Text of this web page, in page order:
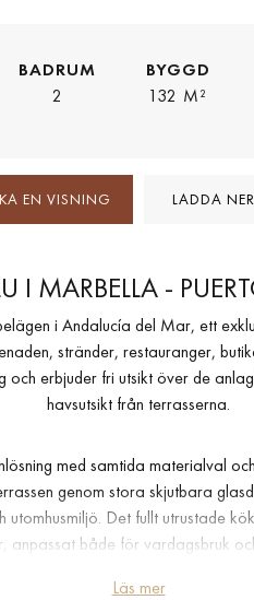
BADRUM
2
BYGGD
132 M²
EN VISNING LADDA
I MARBELLA -
i Andalucía del Mar, ett
stränder, restauranger,
och erbjuder fri utsikt över de
havsutsikt från terrasserna.
med samtida materialval
genom stora skjutbara
utomhusmiljö. Det fullt utrustade
anpassat både för vardagsbruk
Läs mer